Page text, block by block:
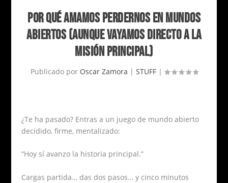
POR QUÉ AMAMOS PERDERNOS EN MUNDOS
ABIERTOS (AUNQUE VAYAMOS DIRECTO A LA
MISIÓN PRINCIPAL)
Publicado por Oscar Zamora | STUFF|
¿Te ha pasado? Entras a un juego de mundo abierto
decidido, firme, mentalizado:
“Hoy sí avanzo la historia principal.”
Cargas partida… das dos pasos… y cinco minutos